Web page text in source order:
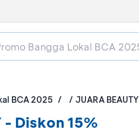
BCA 2025 JUARA BEAUTY
- Diskon 15%